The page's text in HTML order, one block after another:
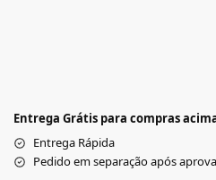
Entrega Grátis para compras acima
Entrega Rápida
Pedido em separação após